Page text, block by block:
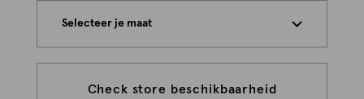
Selecteer je maat
Check store beschikbaarheid